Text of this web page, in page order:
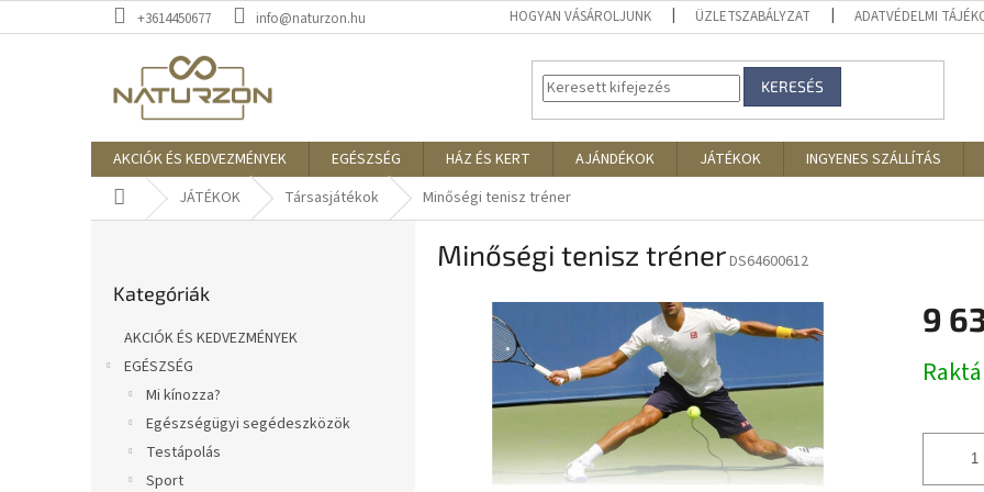
a
+3614450677 info@naturzon.hu HOGYAN VÁSÁROLJUNK ÜZLETSZABÁLYZAT ADATVÉDELMI
KERESÉS
AKCIÓK ÉS KEDVEZMÉNYEK EGÉSZSÉG HÁZ ÉS KERT AJÁNDÉKOK JÁTÉKOK INGYENES SZÁLLÍTÁS
KezdőlapJÁTÉKOK Társasjátékok Minőségi tenisz tréner
átugrása
Kategóriák
AKCIÓK ÉS KEDVEZMÉNYEK
EGÉSZSÉG
Mi kínozza?
Egészségügyi segédeszközök
Testápolás
Sport
Minőségi tenisz trénerDS64600612
9